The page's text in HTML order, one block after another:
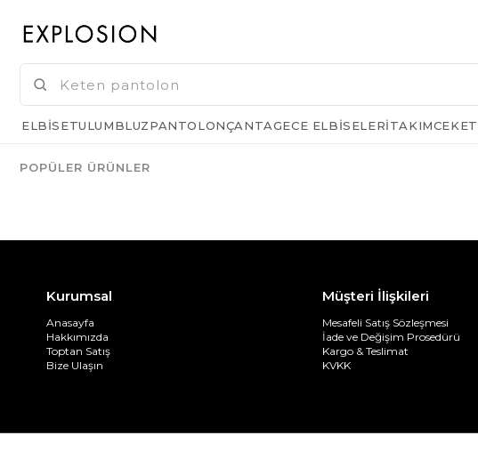
Kurumsal
Anasayfa
Hakkımızda
Toptan Satış
Bize Ulaşın
Müşteri İlişkileri
Mesafeli Satış Sözleşmesi
İade ve Değişim Prosedürü
Kargo & Teslimat
KVKK
ELBISETULUMBLUZPANTOLONÇANTAGECE ELBISELERITAKIMCEKET
POPÜLER ÜRÜNLER